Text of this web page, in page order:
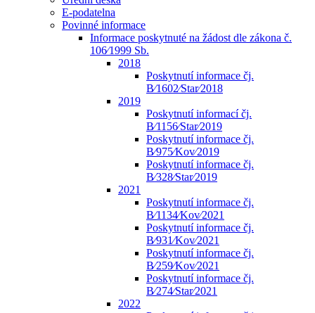
E-podatelna
Povinné informace
Informace poskytnuté na žádost dle zákona č.
106⁄1999 Sb.
2018
Poskytnutí informace čj.
B⁄1602⁄Star⁄2018
2019
Poskytnutí informací čj.
B⁄1156⁄Star⁄2019
Poskytnutí informace čj.
B⁄975⁄Kov⁄2019
Poskytnutí informace čj.
B⁄328⁄Star⁄2019
2021
Poskytnutí informace čj.
B⁄1134⁄Kov⁄2021
Poskytnutí informace čj.
B⁄931⁄Kov⁄2021
Poskytnutí informace čj.
B⁄259⁄Kov⁄2021
Poskytnutí informace čj.
B⁄274⁄Star⁄2021
2022